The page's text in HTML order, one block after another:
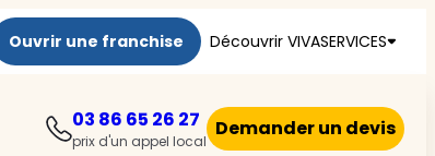
Ouvrir une franchise Découvrir VIVASERVICES
03 86 65 26 27
prix d'un appel local
Demander un devis